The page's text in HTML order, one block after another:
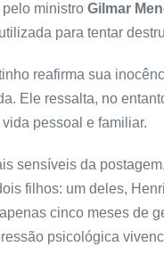
ministro Gilmar
para tentar
reafirma sua
Ele ressalta, no
pessoal e familiar.
sensíveis da
filhos: um deles,
cinco meses de
psicológica